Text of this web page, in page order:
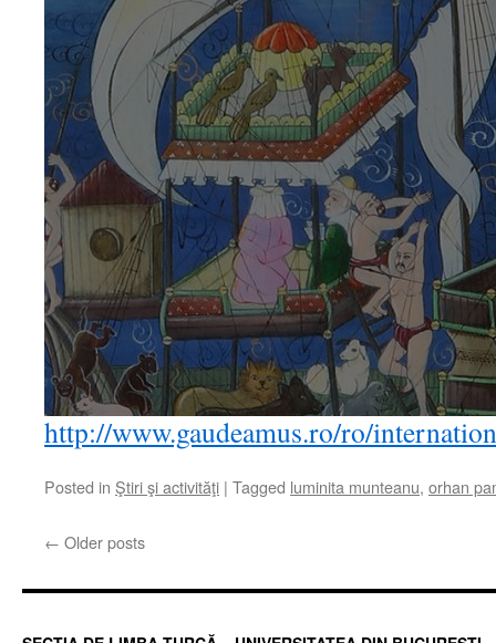
http://www.gaudeamus.ro/ro/
Posted in Ştiri şi activităţi | Tagged luminita munteanu, orhan
← Older posts